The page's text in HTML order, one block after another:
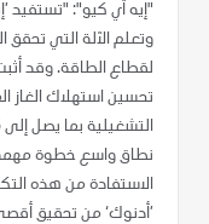
"إيه آي كيو": "تستفيد
وتعلم الآلة التي
نطاق واسع خطوة مهمة
الاستفادة من هذه
’أدنوك‘ من تحقيق